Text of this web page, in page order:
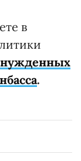
в
.